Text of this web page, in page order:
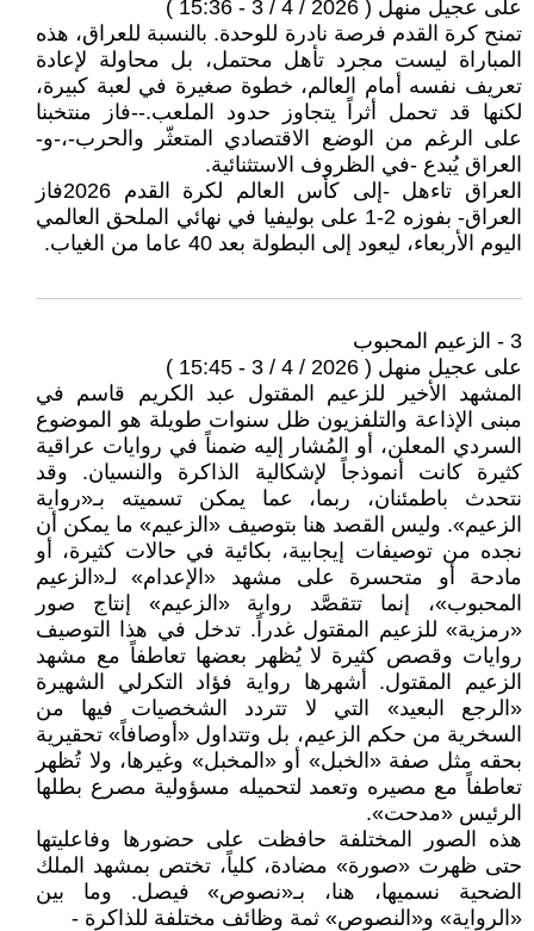
على عجيل منهل ( 2026 / 4 / 3 - 15:36 )
تمنح كرة القدم فرصة نادرة للوحدة. بالنسبة للعراق، هذه
المباراة ليست مجرد تأهل محتمل، بل محاولة لإعادة
تعريف نفسه أمام العالم، خطوة صغيرة في لعبة كبيرة،
لكنها قد تحمل أثراً يتجاوز حدود الملعب.--فاز منتخبنا
على الرغم من الوضع الاقتصادي المتعثّر والحرب-،-و-
العراق يُبدع -في الظروف الاستثنائية.
العراق تاءهل -إلى كأس العالم لكرة القدم 2026فاز
العراق- بفوزه 2-1 على بوليفيا في نهائي الملحق العالمي
اليوم الأربعاء، ليعود إلى البطولة بعد 40 عاما من الغياب.
3 - الزعيم المحبوب
على عجيل منهل ( 2026 / 4 / 3 - 15:45 )
المشهد الأخير للزعيم المقتول عبد الكريم قاسم في
مبنى الإذاعة والتلفزيون ظل سنوات طويلة هو الموضوع
السردي المعلن، أو المُشار إليه ضمناً في روايات عراقية
كثيرة كانت أنموذجاً لإشكالية الذاكرة والنسيان. وقد
نتحدث باطمئنان، ربما، عما يمكن تسميته بـ«رواية
الزعيم». وليس القصد هنا بتوصيف «الزعيم» ما يمكن أن
نجده من توصيفات إيجابية، بكائية في حالات كثيرة، أو
مادحة أو متحسرة على مشهد «الإعدام» لـ«الزعيم
المحبوب»، إنما تتقصَّد رواية «الزعيم» إنتاج صور
«رمزية» للزعيم المقتول غدراً. تدخل في هذا التوصيف
روايات وقصص كثيرة لا يُظهر بعضها تعاطفاً مع مشهد
الزعيم المقتول. أشهرها رواية فؤاد التكرلي الشهيرة
«الرجع البعيد» التي لا تتردد الشخصيات فيها من
السخرية من حكم الزعيم، بل وتتداول «أوصافاً» تحقيرية
بحقه مثل صفة «الخبل» أو «المخبل» وغيرها، ولا تُظهر
تعاطفاً مع مصيره وتعمد لتحميله مسؤولية مصرع بطلها
الرئيس «مدحت».
هذه الصور المختلفة حافظت على حضورها وفاعليتها
حتى ظهرت «صورة» مضادة، كلياً، تختص بمشهد الملك
الضحية نسميها، هنا، بـ«نصوص» فيصل. وما بين
«الرواية» و«النصوص» ثمة وظائف مختلفة للذاكرة -